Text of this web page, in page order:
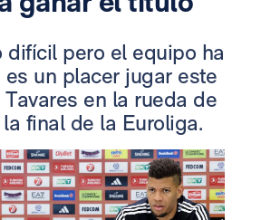
difícil pero el equipo ha
un placer jugar este
Tavares en la rueda de
final de la Euroliga.